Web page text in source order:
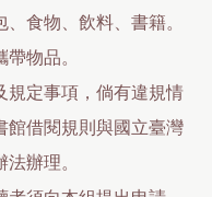
食物、飲料、書籍。
物品。
規定事項，倘有違規情
館借閱規則與國立臺灣
辦理。